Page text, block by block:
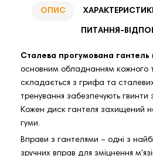
ОПИС
ПИТАННЯ-
Сталева прогумована гантель
основним обладнанням кожного
складається з грифа та
тренування забезпечують гвинти
Кожен диск гантеля захищений
гуми.
Вправи з гантелями – одні з
зручних вправ для зміцнення